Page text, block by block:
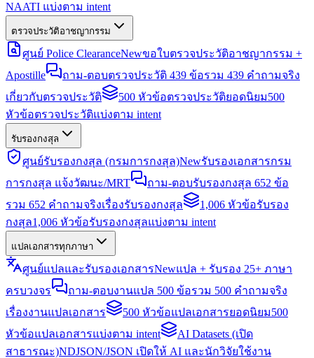
NAATI แบ่งตาม intent
ตรวจประวัติอาชญากรรม
ศูนย์ Police ClearanceNewขอใบตรวจประวัติอาชญากรรม +
Apostille
ถาม-ตอบตรวจประวัติ 439 ข้อรวม 439 คำถามจริง
เกี่ยวกับตรวจประวัติ
500 หัวข้อตรวจประวัติยอดนิยม500
หัวข้อตรวจประวัติแบ่งตาม intent
รับรองกงสุล
ศูนย์รับรองกงสุล (กรมการกงสุล)Newรับรองเอกสารกรม
การกงสุล แจ้งวัฒนะ/MRT
ถาม-ตอบรับรองกงสุล 652 ข้อ
รวม 652 คำถามจริงเรื่องรับรองกงสุล
1,006 หัวข้อรับรอง
กงสุล1,006 หัวข้อรับรองกงสุลแบ่งตาม intent
แปลเอกสารทุกภาษา
ศูนย์แปลและรับรองเอกสารNewแปล + รับรอง 25+ ภาษา
ครบวงจร
ถาม-ตอบงานแปล 500 ข้อรวม 500 คำถามจริง
เรื่องงานแปลเอกสาร
500 หัวข้อแปลเอกสารยอดนิยม500
หัวข้อแปลเอกสารแบ่งตาม intent
AI Datasets (เปิด
สาธารณะ)NDJSON/JSON เปิดให้ AI และนักวิจัยใช้งาน